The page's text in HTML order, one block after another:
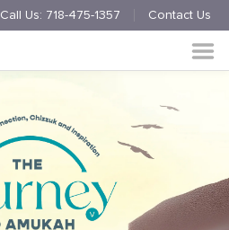
Call Us: 718-475-1357 Contact Us